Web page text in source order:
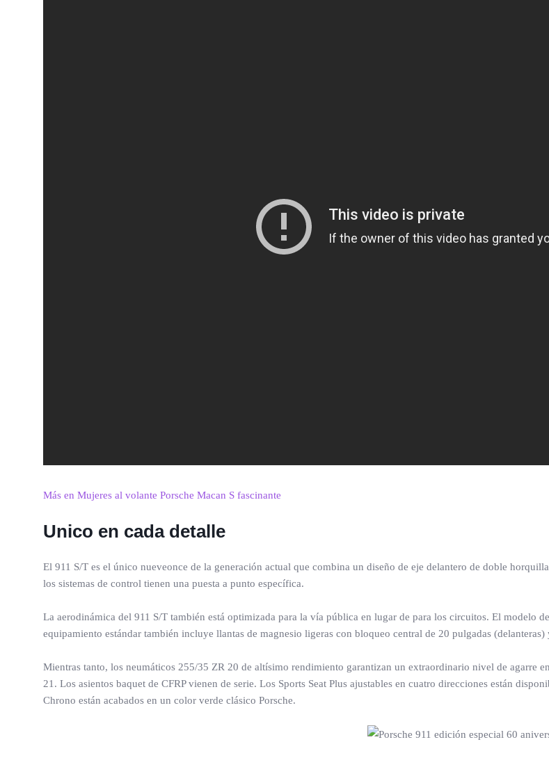
Más en Mujeres al volante Porsche Macan S fascinante
Unico en cada detalle
El 911 S/T es el único nueveonce de la generación actual que combina un diseño de eje delantero de doble
los sistemas de control tienen una puesta a punto específica.
La aerodinámica del 911 S/T también está optimizada para la vía pública en lugar de para los circuitos. El modelo
equipamiento estándar también incluye llantas de magnesio ligeras con bloqueo central de 20 pulgadas (delanteras)
Mientras tanto, los neumáticos 255/35 ZR 20 de altísimo rendimiento garantizan un extraordinario nivel de agarre
21. Los asientos baquet de CFRP vienen de serie. Los Sports Seat Plus ajustables en cuatro direcciones están
Chrono están acabados en un color verde clásico Porsche.